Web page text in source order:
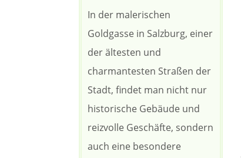
In der malerischen
Goldgasse in Salzburg, einer
der ältesten und
charmantesten Straßen der
Stadt, findet man nicht nur
historische Gebäude und
reizvolle Geschäfte, sondern
auch eine besondere